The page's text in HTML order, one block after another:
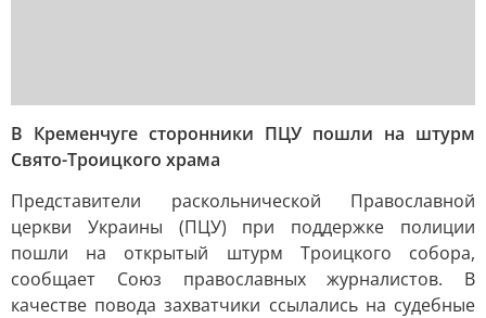
В Кременчуге сторонники ПЦУ пошли на штурм
Свято-Троицкого храма
Представители раскольнической Православной
церкви Украины (ПЦУ) при поддержке полиции
пошли на открытый штурм Троицкого собора,
сообщает Союз православных журналистов. В
качестве повода захватчики ссылались на судебные